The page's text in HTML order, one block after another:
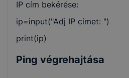
IP cím bekérése:
ip=input("Adj IP címet: ")
print(ip)
Ping végrehajtása